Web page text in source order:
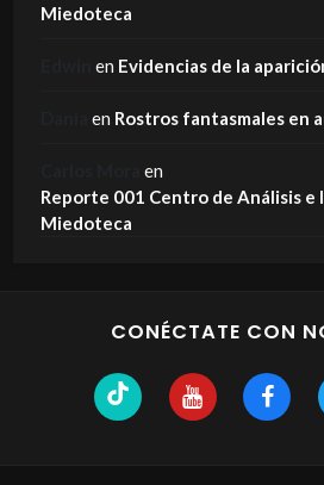
Miedoteca
en Evidencias de la
en Rostros fantasmales en
en
Reporte 001 Centro de Análisis e
Miedoteca
CONÉCTATE CON